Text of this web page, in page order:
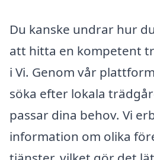
Du kanske undrar hur
att hitta en kompetent
i Vi. Genom vår
söka efter lokala
passar dina behov. Vi
information om olika